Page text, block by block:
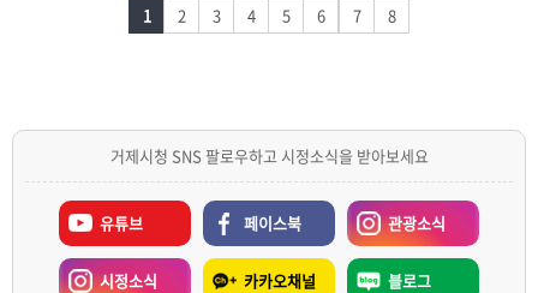
1 2 3 4 5 6 7 8
거제시청 SNS 팔로우하고 시정소식을 받아보세요
유튜브 페이스북 관광소식
시정소식 카카오채널 블로그